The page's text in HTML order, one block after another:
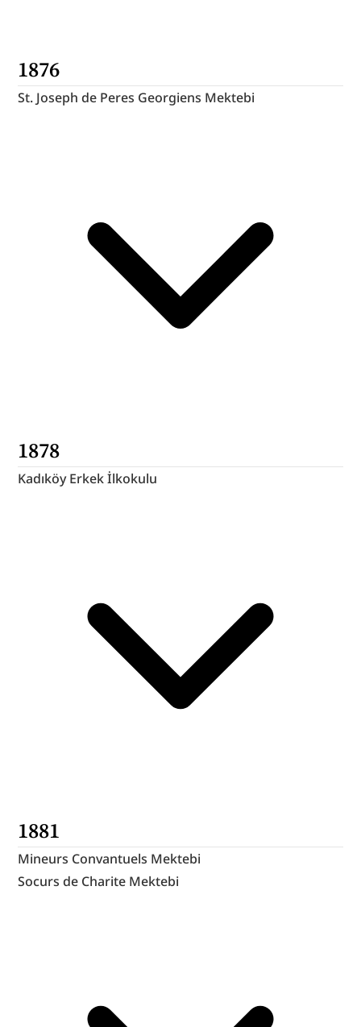
1876
St. Joseph de Peres Georgiens Mektebi
1878
Kadıköy Erkek İlkokulu
1881
Mineurs Convantuels Mektebi
Socurs de Charite Mektebi